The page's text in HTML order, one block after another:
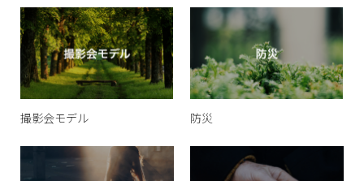
撮影会モデル 防災